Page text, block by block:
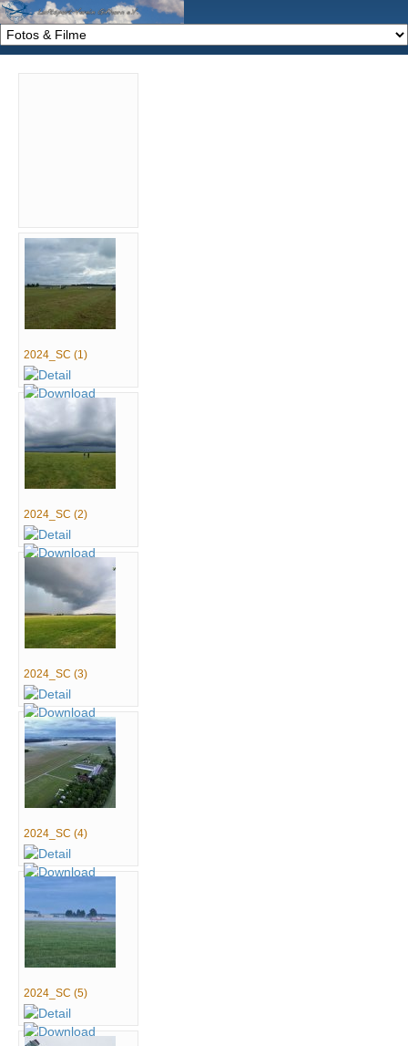
2024_SC (1)
2024_SC (2)
2024_SC (3)
2024_SC (4)
2024_SC (5)